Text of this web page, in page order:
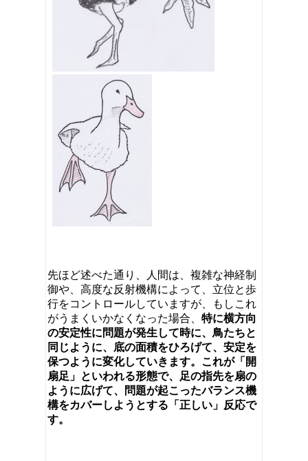
先ほど述べた通り、人間は、複雑な神経制
御や、高度な反射機構によって、立位と歩
行をコントロールしていますが、もしこれ
がうまくいかなくなった場合、 特に横方向
の安定性に問題が発生して時に、鳥たちと
同じように、底の面積をひろげて、安定を
保つように変化していきます。これが「開
扇足」といわれる形態で、足の指先を扇の
ように広げて、問題が起こったバランス機
構をカバーしようとする「正しい」反応で
す。